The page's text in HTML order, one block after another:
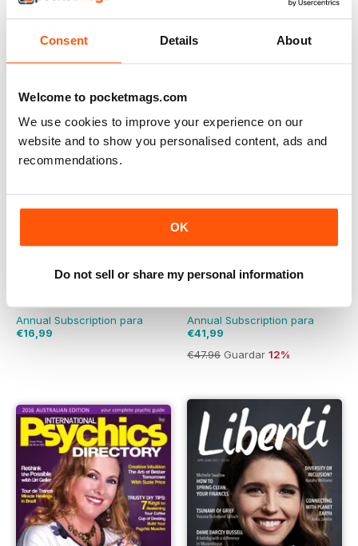
Consent Details About
Welcome to pocketmags.com
We use cookies to improve your experience on our
website and to show you personalised content, ads and
recommendations.
OK
Do not sell or share my personal information
Annual Subscription para
€16,99
Annual Subscription para
€41,99
€47.96 Guardar 12%